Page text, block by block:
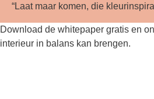
“Laat maar komen, die
Download de whitepaper gratis en
interieur in balans kan brengen.